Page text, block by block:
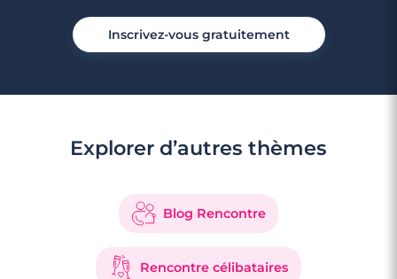
Inscrivez-vous gratuitement
Explorer d’autres thèmes
Blog Rencontre
Rencontre célibataires